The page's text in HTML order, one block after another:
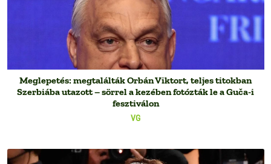
VG
Meglepetés: megtalálták Orbán Viktort, teljes titokban
Szerbiába utazott – sörrel a kezében fotózták le a Guča-i
fesztiválon